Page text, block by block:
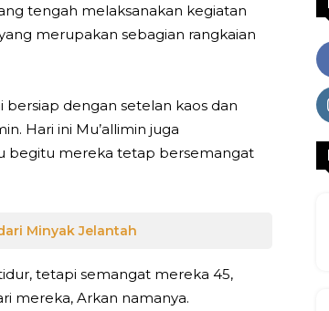
tengah melaksanakan kegiatan
merupakan sebagian rangkaian
dengan setelan kaos dan
Hari ini Mu’allimin juga
begitu mereka tetap bersemangat
Minyak Jelantah
tetapi semangat mereka 45,
mereka, Arkan namanya.